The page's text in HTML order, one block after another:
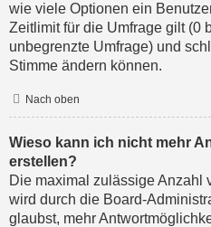
wie viele Optionen ein
Zeitlimit für die Umfrage gilt (0
unbegrenzte Umfrage) und
Stimme ändern können.
Nach oben
Wieso kann ich nicht mehr
erstellen?
Die maximal zulässige Anzahl
wird durch die Board-
glaubst, mehr